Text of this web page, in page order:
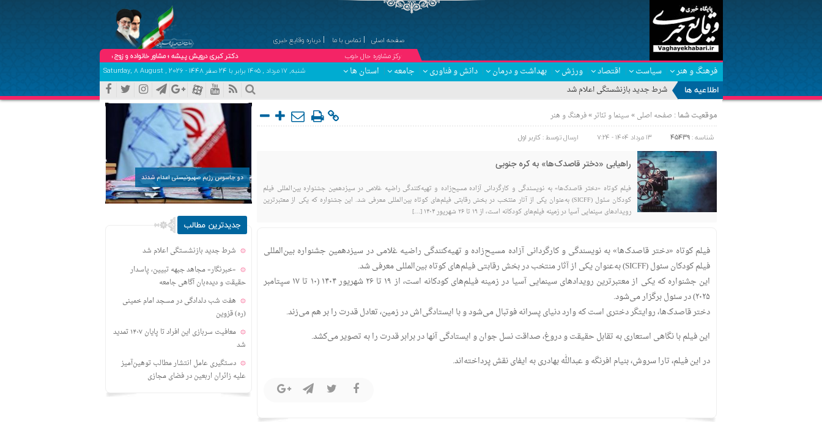
صفحه اصلی تماس با ما
درباره وقایع خبری
۞مرکز مشاوره حال خوب
دکتر کبری درویش پیشه ؛ مشاور خانواده و زوج درمانگر (حضوری و تلفنی ) تلفن هماهنگی و تعیین
فرهنگ و هنر سیاست اقتصاد ورزش بهداشت و درمان دانش و فناوری جامعه استان ها شنبه, ۱۷ مرداد , ۱۴۰۵ برابر با 24 صفر 1448 - Saturday, 8 August , 2026
اطلاعیه ها
شرط جدید بازنشستگی اعلام شد
موقعیت شما :صفحه اصلی»سینما و تئاتر»فرهنگ و هنر
شناسه :45439 ۱۳ مرداد ۱۴۰۴ - ۷:۲۴ ارسال توسط :کاربر اول
راهیابی «دختر قاصدک‌ها» به کره جنوبی
فیلم کوتاه «دختر قاصدک‌ها» به نویسندگی و کارگردانی آزاده مسیح‌زاده و تهیه‌کنندگی راضیه غلامی در سیزدهمین جشنواره بین‌المللی فیلم
کودکان سئول (SICFF) به‌عنوان یکی از آثار منتخب در بخش رقابتی فیلم‌های کوتاه بین‌المللی معرفی شد. این جشنواره که یکی از معتبرترین
رویدادهای سینمایی آسیا در زمینه فیلم‌های کودکانه است، از ۱۹ تا ۲۶ شهریور ۱۴۰۴ […]
فیلم کوتاه «دختر قاصدک‌ها» به نویسندگی و کارگردانی آزاده مسیح‌زاده و تهیه‌کنندگی راضیه غلامی در سیزدهمین جشنواره بین‌المللی
فیلم کودکان سئول (SICFF) به‌عنوان یکی از آثار منتخب در بخش رقابتی فیلم‌های کوتاه بین‌المللی معرفی شد.
این جشنواره که یکی از معتبرترین رویدادهای سینمایی آسیا در زمینه فیلم‌های کودکانه است، از ۱۹ تا ۲۶ شهریور ۱۴۰۴ (۱۰ تا ۱۷ سپتامبر
۲۰۲۵) در سئول برگزار می‌شود.‌
دختر قاصدک‌ها، روایتگر دختری‌ است که وارد دنیای پسرانه‌ فوتبال می‌شود و با ایستادگی‌اش در زمین، تعادل قدرت را بر هم می‌زند.
این فیلم با نگاهی استعاری به تقابل حقیقت و دروغ، صداقت نسل جوان و ایستادگی آنها در برابر قدرت را به تصویر می‌کشد.
در این فیلم، تارا سروش، بنیام افرنگه و عبدالله بهادری به ایفای نقش پرداخته‌اند.
دو جاسوس رژیم صهیونیستی اعدام شدند
جدیدترین مطالب
شرط جدید بازنشستگی اعلام شد
«خبرنگار» مجاهد جبهه تبیین، پاسدار
حقیقت و دیده‌بان آگاهی جامعه
هفت شب دلدادگی در مسجد امام خمینی
(ره) قزوین
معافیت سربازی این افراد تا پایان ۱۴۰۷ تمدید
شد
دستگیری عامل انتشار مطالب توهین‌آمیز
علیه زائران اربعین در فضای مجازی